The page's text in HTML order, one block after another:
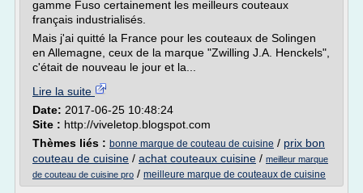
gamme Fuso certainement les meilleurs couteaux
français industrialisés.
Mais j'ai quitté la France pour les couteaux de Solingen
en Allemagne, ceux de la marque "Zwilling J.A. Henckels",
c'était de nouveau le jour et la...
Lire la suite
Date: 2017-06-25 10:48:24
Site : http://viveletop.blogspot.com
Thèmes liés : bonne marque de couteau de cuisine / prix bon
couteau de cuisine / achat couteaux cuisine / meilleur marque
de couteau de cuisine pro / meilleure marque de couteaux de cuisine